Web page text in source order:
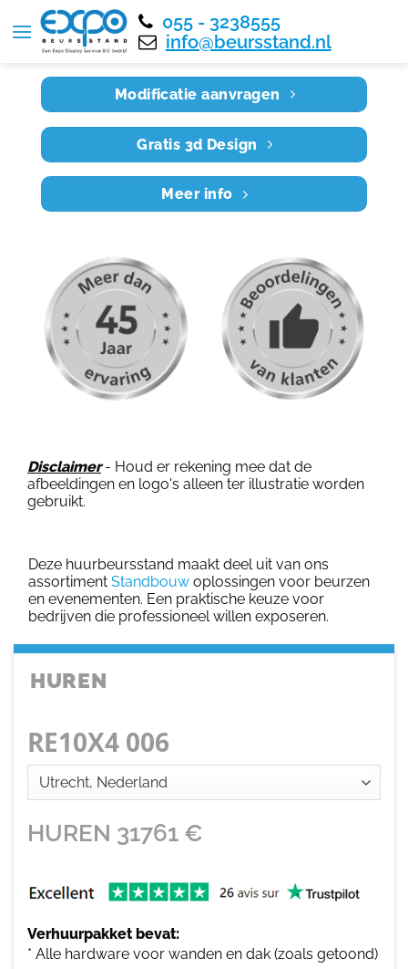
055 - 3238555
info@beursstand.nl
Home RE10X4 006
Modificatie aanvragen
Gratis 3d Design
Meer info
Disclaimer- Houd er rekening mee dat de
afbeeldingen en logo's alleen ter illustratie worden
gebruikt.
Deze huurbeursstand maakt deel uit van ons
assortiment Standbouw oplossingen voor beurzen
en evenementen. Een praktische keuze voor
bedrijven die professioneel willen exposeren.
HUREN
RE10X4 006
HUREN 31761 €
Verhuurpakket bevat:
* Alle hardware voor wanden en dak (zoals getoond)